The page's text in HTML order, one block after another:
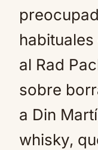
al Rad
sobre
a Din
whisky,